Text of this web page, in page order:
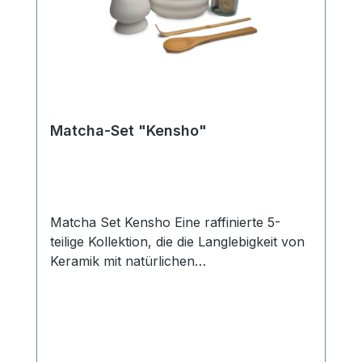
Matcha-Set "Kensho"
Matcha Set Kensho Eine raffinierte 5-
teilige Kollektion, die die Langlebigkeit von
Keramik mit natürlichen